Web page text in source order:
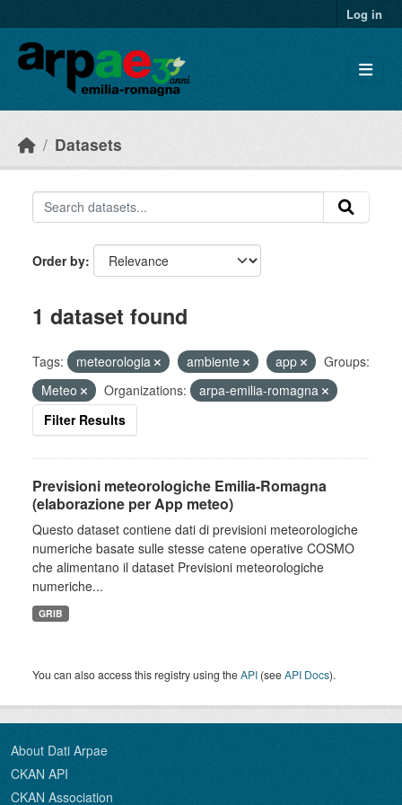
Log in
Datasets
Order by
1 dataset found
Tags: meteorologia ambiente app
Groups:
Meteo
Organizations:
arpa-emilia-romagna
Filter Results
Previsioni meteorologiche Emilia-Romagna
(elaborazione per App meteo)
Questo dataset contiene dati di previsioni meteorologiche
numeriche basate sulle stesse catene operative COSMO
che alimentano il dataset Previsioni meteorologiche
numeriche...
GRIB
You can also access this registry using theAPI (seeAPI Docs).
About Dati Arpae
CKAN API
CKAN Association